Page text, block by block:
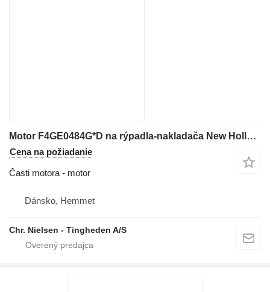
Motor F4GE0484G*D na rýpadla-nakladača New Holland LB110
Cena na požiadanie
Časti motora - motor
Dánsko, Hemmet
Chr. Nielsen - Tingheden A/S